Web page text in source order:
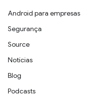
Android para empresas
Segurança
Source
Notícias
Blog
Podcasts